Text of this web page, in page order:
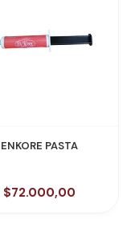
ENKORE PASTA
$72.000,00